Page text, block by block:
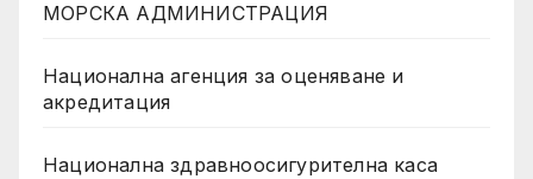
МОРСКА АДМИНИСТРАЦИЯ
Национална агенция за оценяване и
акредитация
Национална здравноосигурителна каса